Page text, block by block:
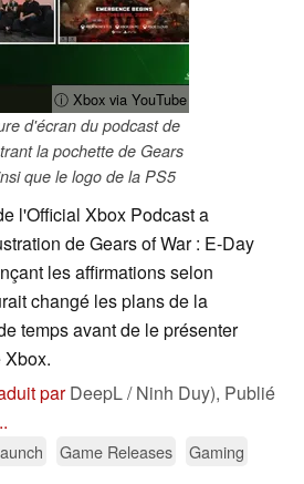
ⓘ Xbox via YouTube
d'écran du podcast de
la pochette de Gears
que le logo de la PS5
l'Official Xbox Podcast a
de Gears of War : E-Day
les affirmations selon
changé les plans de la
temps avant de le présenter
parDeepL / Ninh Duy), Publié
Game Releases Gaming